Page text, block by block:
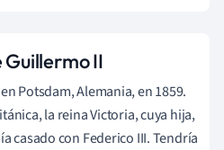
II
Potsdam, Alemania, en 1859.
la reina Victoria, cuya hija,
casado con Federico III. Tendría